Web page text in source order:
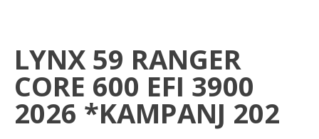
LYNX 59 RANGER
CORE 600 EFI 3900
2026 *KAMPANJ 202